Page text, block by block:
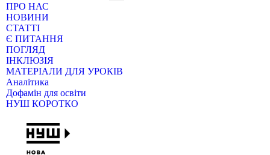
ПРО НАС
НОВИНИ
СТАТТІ
Є ПИТАННЯ
ПОГЛЯД
ІНКЛЮЗІЯ
МАТЕРІАЛИ ДЛЯ УРОКІВ
Аналітика
Дофамін для освіти
НУШ КОРОТКО